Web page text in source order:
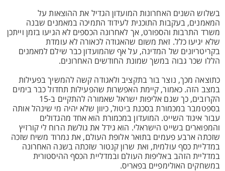
בשלוש השנים האחרונות המועדון הגדיל את ההוצאות על
המאמנים, בעקבות התוכנית לעידוד התמיכה במאמנים שבנה
משרד התרבות והספורט, אך לאחרונה הכספים לא הגיעו בזמן וייתכן
שלא יגיעו כלל. זאת משום שהאגודה לכאורה לא עומדת
בקריטריונים של המדינה, על אף שהמועדון כבר שילם למאמנים
הללו שכר גבוה במשך שמונת החודשים האחרונים.
כתוצאה מכך, נוצר בור בתקציב ולאגודה קשה להמשיך בפעילות
במצב הזה. כאמור, קיימת האפשרות שהפעילות תחדול כבר בימים
הקרובים, כך שגם אליפות ישראל שאמורה להתקיים ב-15
בספטמבר במכמורת בסכנת ביטול, כיוון שלא יהיה מי שינהל אותה
עבור איגוד השייט. המועדון במכמורת הוא אחד מהגדולים
והמפוארים בשייט הישראלי. הוא גידל את גולשת הרוח לי קורזיץ
שזכתה ארבע פעמים בתואר אלופת העולם, את נמרוד משיח שזכה
במדליית כסף עולמית, ואת שרון קנטור שזכתה בשנה האחרונה
במדליית הזהב באליפות העולם ובמדליית הכסף ההיסטורית
במשחקים האולימפיים בפאריס.